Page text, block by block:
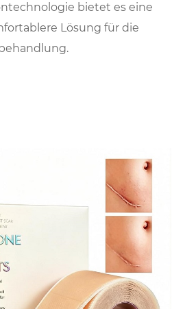
bietet es eine
Lösung für die